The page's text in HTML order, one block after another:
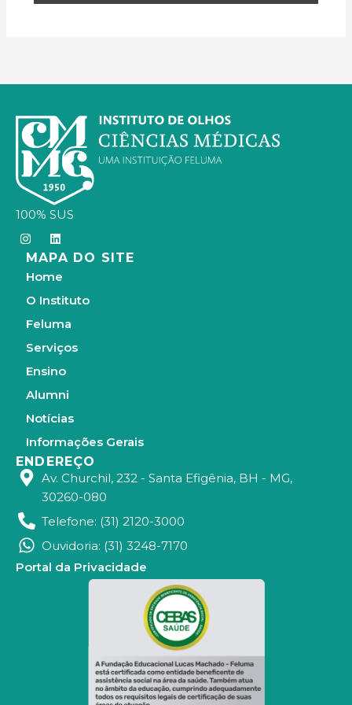
100% SUS
I
n
s
t
a
g
r
a
m
L
i
n
e
d
i
MAPA DO SITE
Home
O Instituto
Feluma
Serviços
Ensino
Alumni
Notícias
Informações Gerais
ENDEREÇO
Av. Churchil, 232 - Santa Efigênia, BH - MG,
30260-080
Telefone: (31) 2120-3000
Ouvidoria: (31) 3248-7170
Portal da Privacidade